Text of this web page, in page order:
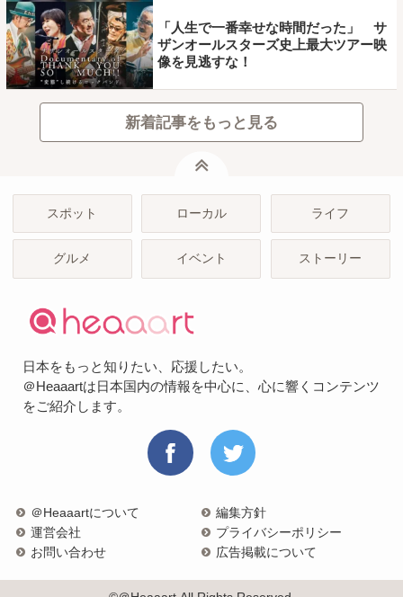
「人生で一番幸せな時間だった」 サ
ザンオールスターズ史上最大ツアー映
像を見逃すな！
新着記事をもっと見る
スポット ローカル ライフ
グルメ イベント ストーリー
日本をもっと知りたい、応援したい。
＠Heaaartは日本国内の情報を中心に、心に響くコンテンツ
をご紹介します。
＠Heaaartについて
編集方針
運営会社
プライバシーポリシー
お問い合わせ
広告掲載について